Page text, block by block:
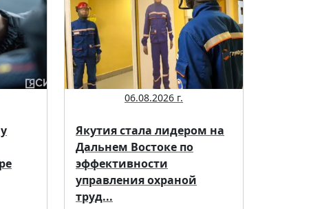
06.08.2026 г.
Якутия стала лидером на
Дальнем Востоке по
эффективности
управления охраной
труд...